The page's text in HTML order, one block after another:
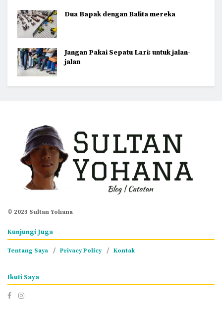
Dua Bapak dengan Balita mereka
Jangan Pakai Sepatu Lari: untuk jalan-
jalan
© 2023 Sultan Yohana
Kunjungi Juga
Tentang Saya Privacy Policy Kontak
Ikuti Saya